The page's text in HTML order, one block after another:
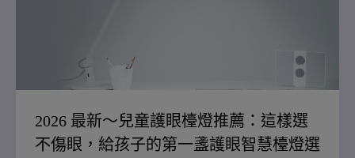
2026 最新～兒童護眼檯燈推薦：這樣選
不傷眼，給孩子的第一盞護眼智慧檯燈選